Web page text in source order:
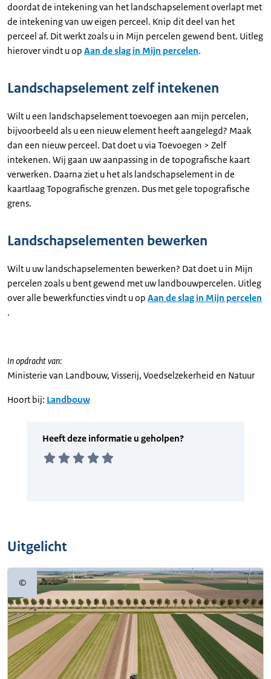
doordat de intekening van het landschapselement overlapt met
de intekening van uw eigen perceel. Knip dit deel van het
perceel af. Dit werkt zoals u in Mijn percelen gewend bent. Uitleg
hierover vindt u op Aan de slag in Mijn percelen.
Landschapselement zelf intekenen
Wilt u een landschapselement toevoegen aan mijn percelen,
bijvoorbeeld als u een nieuw element heeft aangelegd? Maak
dan een nieuw perceel. Dat doet u via Toevoegen > Zelf
intekenen. Wij gaan uw aanpassing in de topografische kaart
verwerken. Daarna ziet u het als landschapselement in de
kaartlaag Topografische grenzen. Dus met gele topografische
grens.
Landschapselementen bewerken
Wilt u uw landschapselementen bewerken? Dat doet u in Mijn
percelen zoals u bent gewend met uw landbouwpercelen. Uitleg
over alle bewerkfuncties vindt u op Aan de slag in Mijn percelen
.
In opdracht van:
Ministerie van Landbouw, Visserij, Voedselzekerheid en Natuur
Hoort bij: Landbouw
Uitgelicht
©Copyrightinformatie